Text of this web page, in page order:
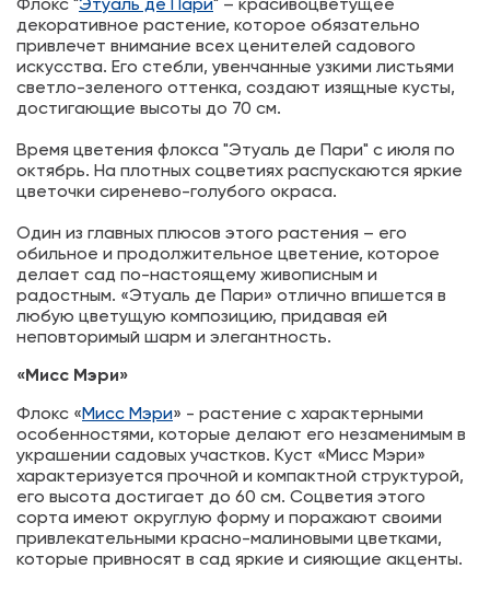
Флокс "Этуаль де Пари" – красивоцветущее
декоративное растение, которое обязательно
привлечет внимание всех ценителей садового
искусства. Его стебли, увенчанные узкими листьями
светло-зеленого оттенка, создают изящные кусты,
достигающие высоты до 70 см.
Время цветения флокса "Этуаль де Пари" с июля по
октябрь. На плотных соцветиях распускаются яркие
цветочки сиренево-голубого окраса.
Один из главных плюсов этого растения – его
обильное и продолжительное цветение, которое
делает сад по-настоящему живописным и
радостным. «Этуаль де Пари» отлично впишется в
любую цветущую композицию, придавая ей
неповторимый шарм и элегантность.
«Мисс Мэри»
Флокс «Мисс Мэри» - растение с характерными
особенностями, которые делают его незаменимым в
украшении садовых участков. Куст «Мисс Мэри»
характеризуется прочной и компактной структурой,
его высота достигает до 60 см. Соцветия этого
сорта имеют округлую форму и поражают своими
привлекательными красно-малиновыми цветками,
которые привносят в сад яркие и сияющие акценты.